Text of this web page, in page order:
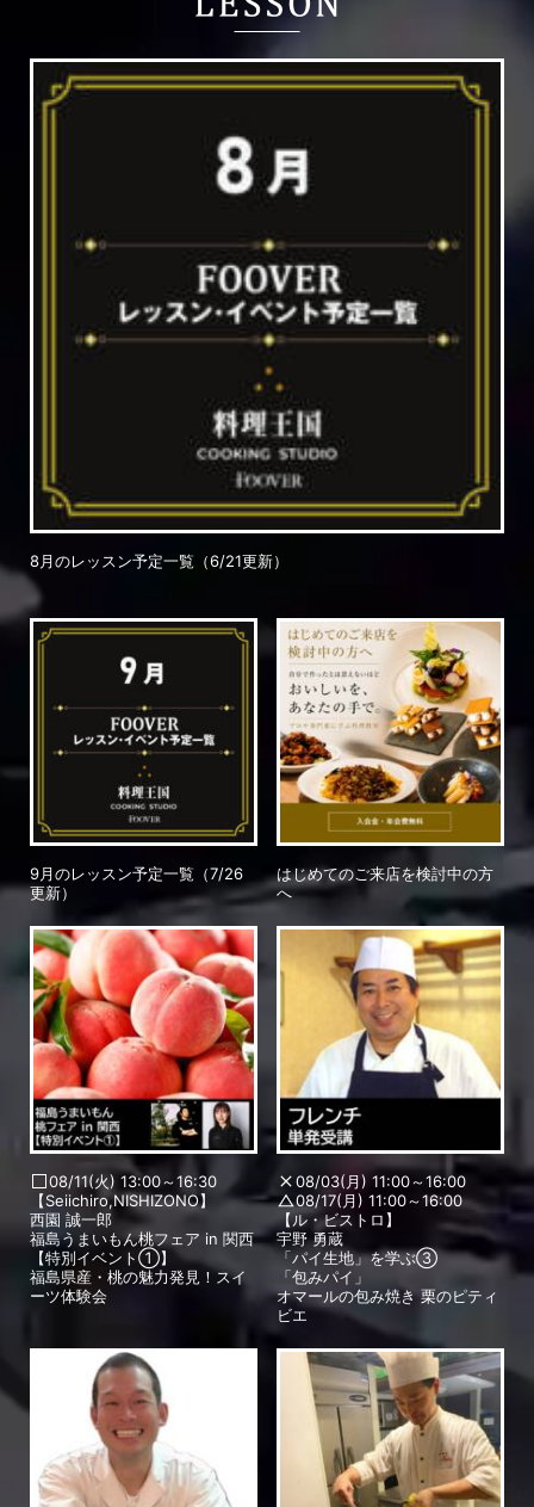
8月のレッスン予定一覧（6/21更新）
9月のレッスン予定一覧（7/26
更新）
はじめてのご来店を検討中の方
へ
08/11(火) 13:00～16:30
【Seiichiro,NISHIZONO】
西園 誠一郎
福島うまいもん桃フェア in 関西
【特別イベント①】
福島県産・桃の魅力発見！スイ
ーツ体験会
08/03(月) 11:00～16:00
08/17(月) 11:00～16:00
【ル・ビストロ】
宇野 勇蔵
「パイ生地」を学ぶ③
「包みパイ」
オマールの包み焼き 栗のピティ
ビエ